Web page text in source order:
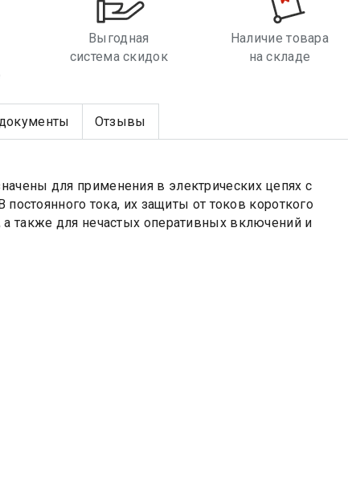
Выгодная
система скидок
Наличие товара
на складе
Отзывы
для применения в электрических цепях с
тока, их защиты от токов короткого
также для нечастых оперативных включений и